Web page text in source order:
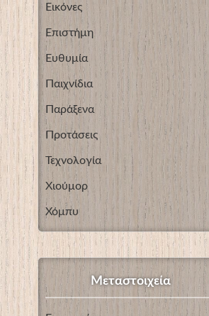
Εικόνες
Επιστήμη
Ευθυμία
Παιχνίδια
Παράξενα
Προτάσεις
Τεχνολογία
Χιούμορ
Χόμπυ
Μεταστοιχεία